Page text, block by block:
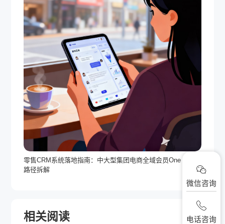
零售CRM系统落地指南：中大型集团电商全域会员One ID全
路径拆解
相关阅读 更多
微信咨询
电话咨询